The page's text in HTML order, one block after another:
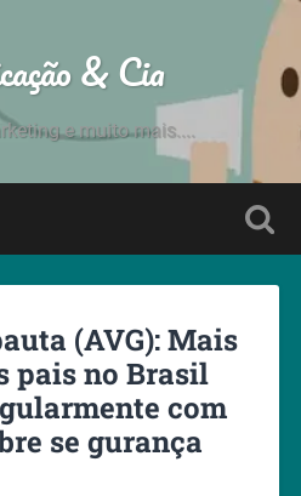
& Cia
e muito mais....
(AVG): Mais
pais no Brasil
com
se gurança